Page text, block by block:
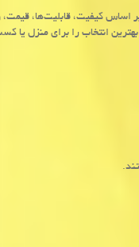
اساس کیفیت، قابلیت‌ها،
انتخاب را برای منزل یا